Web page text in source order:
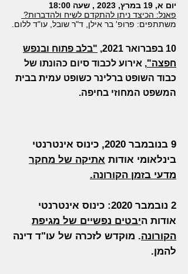
יום א, 19 במרץ, 2023 , שעה 18:00
פאנל: הכיצד ניתן להתקדם לשיח ולהדברות?
משתתפים: פרופ' בר אילן, ד"ר שובל, עו"ד ללום.
10 בפברואר 2021,
"בלב פתוח ובנפש
חפצה", אירוע לכבוד סיום כהונתו של
כבוד השופט ברלינר כשופט עמית בבית
המשפט המחוזי בחיפה.
9 בנובמבר 2020, כינוס אינטרנטי
בינלאומי אודות אתיקה של מחקר
מדעי בזמן הקורונה.
2 נובמבר 2020: כינוס אינטרנטי
אודות היבטים נפשיים של מגיפת
הקורונה. מוקדש לזכרה של עו"ד דינה
להמן.